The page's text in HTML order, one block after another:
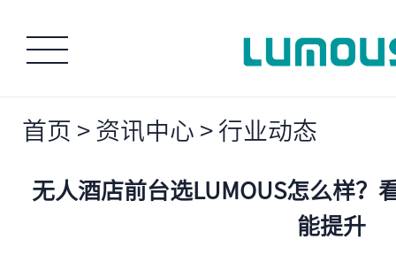
首页 > 资讯中心 > 行业动态
无人酒店前台选LUMOUS怎么样？
能提升